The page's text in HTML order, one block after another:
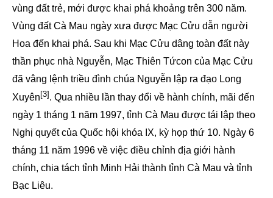
vùng đất trẻ, mới được khai phá khoảng trên 300 năm.
Vùng đất Cà Mau ngày xưa được Mạc Cửu dẫn người
Hoa đến khai phá. Sau khi Mạc Cửu dâng toàn đất này
thần phục nhà Nguyễn, Mạc Thiên Tứcon của Mạc Cửu
đã vâng lệnh triều đình chúa Nguyễn lập ra đạo Long
Xuyên [3] . Qua nhiều lần thay đổi về hành chính, mãi đến
ngày 1 tháng 1 năm 1997, tỉnh Cà Mau được tái lập theo
Nghị quyết của Quốc hội khóa IX, kỳ họp thứ 10. Ngày 6
tháng 11 năm 1996 về việc điều chỉnh địa giới hành
chính, chia tách tỉnh Minh Hải thành tỉnh Cà Mau và tỉnh
Bạc Liêu.